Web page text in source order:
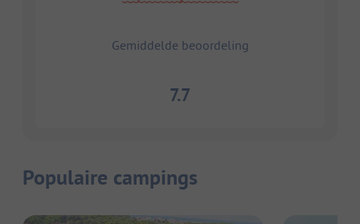
Gemiddelde beoordeling
7.7
Populaire campings